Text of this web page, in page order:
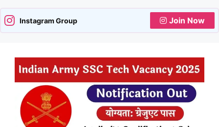
Instagram Group Join Now